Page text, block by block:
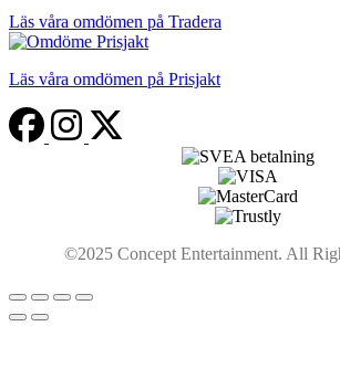
Läs våra omdömen på Tradera
Läs våra omdömen på Prisjakt
©2025 Concept Entertainment. All